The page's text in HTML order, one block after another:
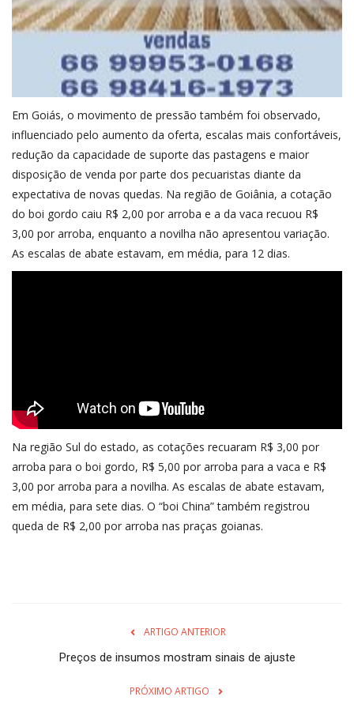
Em Goiás, o movimento de pressão também foi observado,
influenciado pelo aumento da oferta, escalas mais confortáveis,
redução da capacidade de suporte das pastagens e maior
disposição de venda por parte dos pecuaristas diante da
expectativa de novas quedas. Na região de Goiânia, a cotação
do boi gordo caiu R$ 2,00 por arroba e a da vaca recuou R$
3,00 por arroba, enquanto a novilha não apresentou variação.
As escalas de abate estavam, em média, para 12 dias.
Na região Sul do estado, as cotações recuaram R$ 3,00 por
arroba para o boi gordo, R$ 5,00 por arroba para a vaca e R$
3,00 por arroba para a novilha. As escalas de abate estavam,
em média, para sete dias. O “boi China” também registrou
queda de R$ 2,00 por arroba nas praças goianas.
ARTIGO ANTERIOR
Preços de insumos mostram sinais de ajuste
PRÓXIMO ARTIGO